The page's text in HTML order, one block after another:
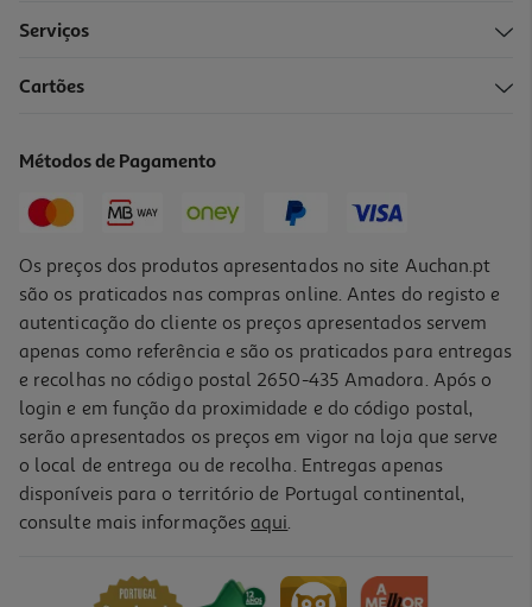
Comida Húmida Martin Sellier Gato Mousse Frango 70g
Serviços
Cartões
Métodos de Pagamento
Os preços dos produtos apresentados no site Auchan.pt
são os praticados nas compras online. Antes do registo e
autenticação do cliente os preços apresentados servem
apenas como referência e são os praticados para entregas
e recolhas no código postal 2650-435 Amadora. Após o
login e em função da proximidade e do código postal,
serão apresentados os preços em vigor na loja que serve
o local de entrega ou de recolha. Entregas apenas
disponíveis para o território de Portugal continental,
consulte mais informações aqui.